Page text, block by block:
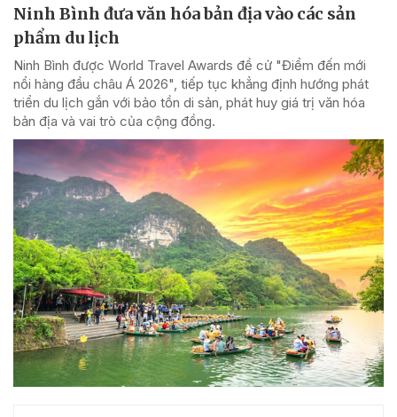
Ninh Bình đưa văn hóa bản địa vào các sản
phẩm du lịch
Ninh Bình được World Travel Awards đề cử "Điểm đến mới
nổi hàng đầu châu Á 2026", tiếp tục khẳng định hướng phát
triển du lịch gắn với bảo tồn di sản, phát huy giá trị văn hóa
bản địa và vai trò của cộng đồng.